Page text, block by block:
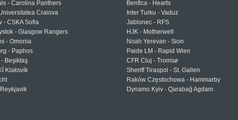
- Carolina Panthers
Craiova
- CSKA Sofia
- Glasgow Rangers
- Omonia
- Paphos
Beşiktaş
Klaksvík
Benfica - Hearts
Inter Turku - Vaduz
Jablonec - RFS
HJK - Motherwell
Noah Yerevan - Sion
Paide LM - Rapid Wien
CFR Cluj - Tromsø
Sheriff Tiraspol - St. Gallen
Raków Częstochowa - Hammarby
Dynamo Kyiv - Qarabağ Agdam